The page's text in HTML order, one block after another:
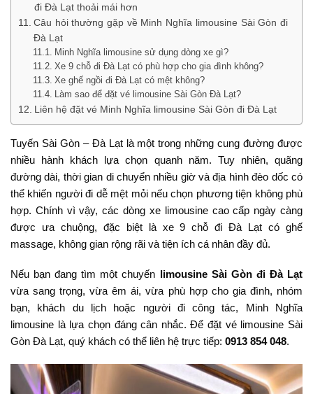
đi Đà Lạt thoải mái hơn
Câu hỏi thường gặp về Minh Nghĩa limousine Sài Gòn đi
Đà Lạt
Minh Nghĩa limousine sử dụng dòng xe gì?
Xe 9 chỗ đi Đà Lạt có phù hợp cho gia đình không?
Xe ghế ngồi đi Đà Lạt có mệt không?
Làm sao để đặt vé limousine Sài Gòn Đà Lạt?
Liên hệ đặt vé Minh Nghĩa limousine Sài Gòn đi Đà Lạt
Tuyến Sài Gòn – Đà Lạt là một trong những cung đường được
nhiều hành khách lựa chọn quanh năm. Tuy nhiên, quãng
đường dài, thời gian di chuyển nhiều giờ và địa hình đèo dốc có
thể khiến người đi dễ mệt mỏi nếu chọn phương tiện không phù
hợp. Chính vì vậy, các dòng xe limousine cao cấp ngày càng
được ưa chuộng, đặc biệt là xe 9 chỗ đi Đà Lạt có ghế
massage, không gian rộng rãi và tiện ích cá nhân đầy đủ.
Nếu bạn đang tìm một chuyến
limousine Sài Gòn đi Đà Lạt
vừa sang trọng, vừa êm ái, vừa phù hợp cho gia đình, nhóm
bạn, khách du lịch hoặc người đi công tác, Minh Nghĩa
limousine là lựa chọn đáng cân nhắc. Để đặt vé limousine Sài
Gòn Đà Lạt, quý khách có thể liên hệ trực tiếp: 0913 854 048.